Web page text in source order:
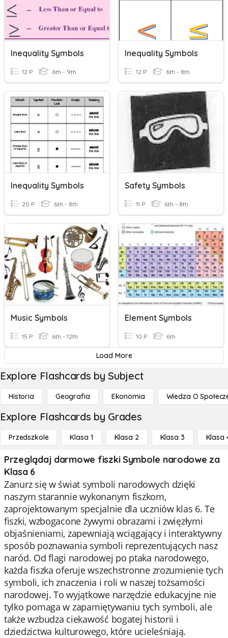
Inequality Symbols
12 P 6th - 9th
Inequality Symbols
12 P 6th - 8th
Inequality Symbols
20 P 6th - 8th
Safety Symbols
11 P 6th - 8th
Music Symbols
15 P 6th - 12th
Element Symbols
10 P 6th
Load More
Explore Flashcards by Subject
Historia Geografia Ekonomia Wiedza O
Explore Flashcards by Grades
Przedszkole Klasa 1 Klasa 2 Klasa 3 Klasa
Przeglądaj darmowe fiszki Symbole narodowe za
Klasa 6
Zanurz się w świat symboli narodowych dzięki
naszym starannie wykonanym fiszkom,
zaprojektowanym specjalnie dla uczniów klas 6. Te
fiszki, wzbogacone żywymi obrazami i zwięzłymi
objaśnieniami, zapewniają wciągający i interaktywny
sposób poznawania symboli reprezentujących nasz
naród. Od flagi narodowej po ptaka narodowego,
każda fiszka oferuje wszechstronne zrozumienie tych
symboli, ich znaczenia i roli w naszej tożsamości
narodowej. To wyjątkowe narzędzie edukacyjne nie
tylko pomaga w zapamiętywaniu tych symboli, ale
także wzbudza ciekawość bogatej historii i
dziedzictwa kulturowego, które ucieleśniają.